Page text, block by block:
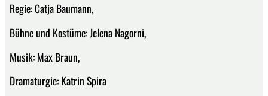
Regie: Catja Baumann,
Bühne und Kostüme: Jelena Nagorni,
Musik: Max Braun,
Dramaturgie: Katrin Spira